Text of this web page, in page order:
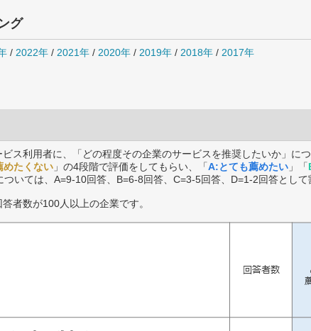
グ
/ 2022年 / 2021年 / 2020年 / 2019年 / 2018年 / 2017年
ス利用者に、「どの程度その企業のサービスを推奨したいか」に
めたくない 」の4段階で評価をしてもらい、「A:とても薦めたい 」「
いては、A=9-10回答、B=6-8回答、C=3-5回答、D=1-2回答として
者数が100人以上の企業です。